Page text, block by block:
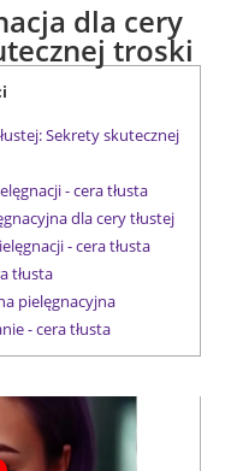
dla cery
troski
Sekrety skutecznej
- cera tłusta
dla cery tłustej
- cera tłusta
tłusta
pielęgnacyjna
- cera tłusta